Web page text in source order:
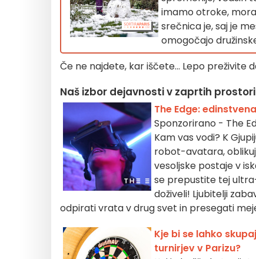
imamo otroke,
srečnica je, saj je
omogočajo
Če ne najdete, kar iščete... Lepo preživite
Naš izbor dejavnosti v zaprtih
The Edge:
Sponzorirano - The
Kam vas vodi? K
robot-avatara,
vesoljske postaje v
se prepustite tej
doživeli! Ljubitelji
odpirati vrata v drug svet in presegati
Kje bi se lahko
turnirjev v Parizu?